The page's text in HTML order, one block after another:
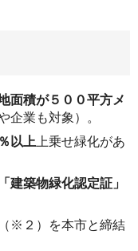
面積が５００平方メ
企業も対象）。
以上 上乗せ緑化があ
建築物緑化認定証」
（※２）を本市と締結